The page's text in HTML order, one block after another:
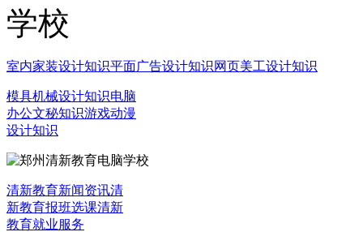
室内家装设计知识平面广告设计知识网页美工设计知识
模具机械设计知识电脑
办公文秘知识游戏动漫
设计知识
清新教育新闻资讯清
新教育报班选课清新
教育就业服务